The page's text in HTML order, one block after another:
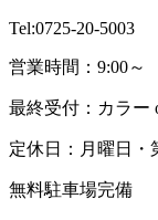
Tel:0725-20-5003
営業時間：9:00～
最終受付：カラー
定休日：月曜日・
無料駐車場完備